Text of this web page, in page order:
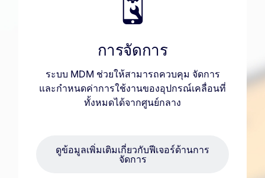
การจัดการ
ระบบ MDM ช่วยให้สามารถควบคุม จัดการ
และกำหนดค่าการใช้งานของอุปกรณ์เคลื่อนที่
ทั้งหมดได้จากศูนย์กลาง
ดูข้อมูลเพิ่มเติมเกี่ยวกับฟีเจอร์ด้านการ
จัดการ